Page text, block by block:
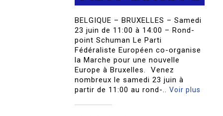
BELGIQUE – BRUXELLES – Samedi
23 juin de 11:00 à 14:00 – Rond-
point Schuman Le Parti
Fédéraliste Européen co-organise
la Marche pour une nouvelle
Europe à Bruxelles. Venez
nombreux le samedi 23 juin à
partir de 11:00 au rond-..Voir plus